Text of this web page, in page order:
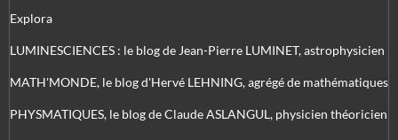
Explora
LUMINESCIENCES : le blog de Jean-Pierre LUMINET, astrophysicien
MATH'MONDE, le blog d'Hervé LEHNING, agrégé de mathématiques
PHYSMATIQUES, le blog de Claude ASLANGUL, physicien théoricien